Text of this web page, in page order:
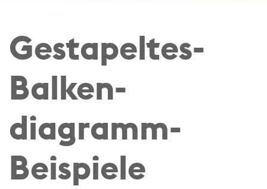
Gestapeltes-
Balken­
diagramm-
Beispiele